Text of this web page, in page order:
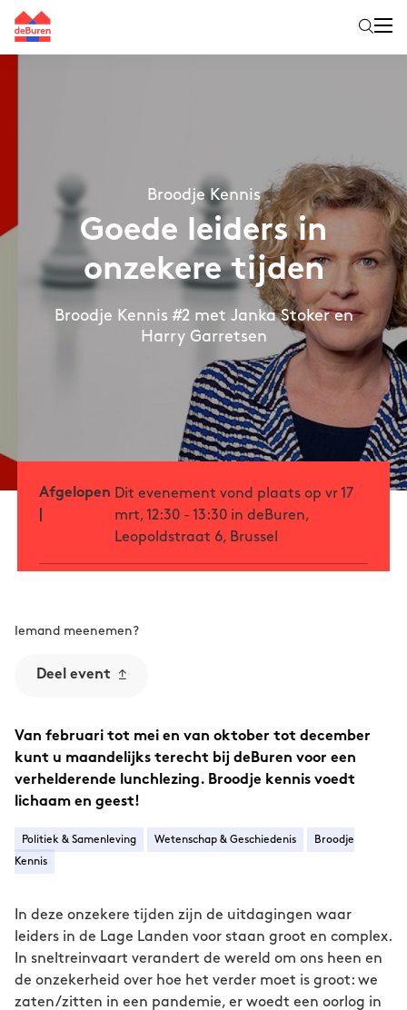
Broodje Kennis
Goede leiders in
onzekere tijden
Broodje Kennis #2 met Janka Stoker en
Harry Garretsen
Afgelopen Dit evenement vond plaats op vr 17
mrt, 12:30 - 13:30 in deBuren,
Leopoldstraat 6, Brussel
Iemand meenemen?
Deel event
Van februari tot mei en van oktober tot december
kunt u maandelijks terecht bij deBuren voor een
verhelderende lunchlezing. Broodje kennis voedt
lichaam en geest!
Politiek & Samenleving Wetenschap & Geschiedenis Broodje
Kennis
In deze onzekere tijden zijn de uitdagingen waar
leiders in de Lage Landen voor staan groot en complex.
In sneltreinvaart verandert de wereld om ons heen en
de onzekerheid over hoe het verder moet is groot: we
zaten/zitten in een pandemie, er woedt een oorlog in